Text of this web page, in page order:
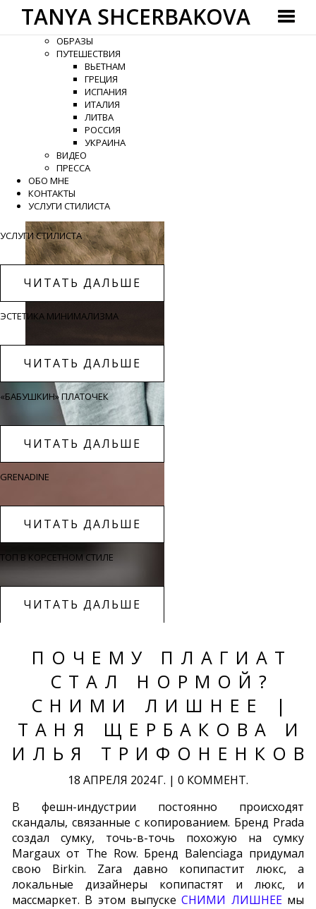
ГЛАВНАЯ
КАТЕГОРИИ
ОБРАЗЫ
ПУТЕШЕСТВИЯ
ВЬЕТНАМ
ГРЕЦИЯ
ИСПАНИЯ
ИТАЛИЯ
ЛИТВА
РОССИЯ
УКРАИНА
ВИДЕО
ПРЕССА
ОБО МНЕ
КОНТАКТЫ
УСЛУГИ СТИЛИСТА
УСЛУГИ СТИЛИСТА
ЧИТАТЬ ДАЛЬШЕ
ЭСТЕТИКА МИНИМАЛИЗМА
ЧИТАТЬ ДАЛЬШЕ
«БАБУШКИН» ПЛАТОЧЕК
ЧИТАТЬ ДАЛЬШЕ
GRENADINE
ЧИТАТЬ ДАЛЬШЕ
ТОП В КОРСЕТНОМ СТИЛЕ
ЧИТАТЬ ДАЛЬШЕ
ПОЧЕМУ ПЛАГИАТ
СТАЛ НОРМОЙ?
СНИМИ ЛИШНЕЕ |
ТАНЯ ЩЕРБАКОВА И
ИЛЬЯ ТРИФОНЕНКОВ
18 АПРЕЛЯ 2024 Г. | 0 КОММЕНТ.
В фешн-индустрии постоянно происходят
скандалы, связанные с копированием. Бренд Prada
создал сумку, точь-в-точь похожую на сумку
Margaux от The Row. Бренд Balenciaga придумал
свою Birkin. Zara давно копипастит люкс, а
локальные дизайнеры копипастят и люкс, и
массмаркет. В этом выпускеСНИМИ ЛИШНЕЕмы
TANYA SHCERBAKOVA